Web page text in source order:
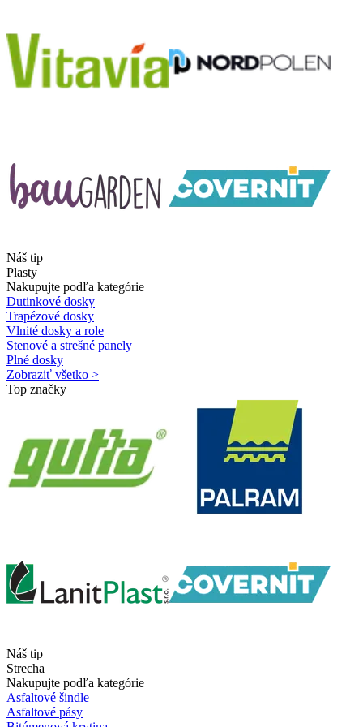
Náš tip
Plasty
Nakupujte podľa kategórie
Dutinkové dosky
Trapézové dosky
Vlnité dosky a role
Stenové a strešné panely
Plné dosky
Zobraziť všetko >
Top značky
Náš tip
Strecha
Nakupujte podľa kategórie
Asfaltové šindle
Asfaltové pásy